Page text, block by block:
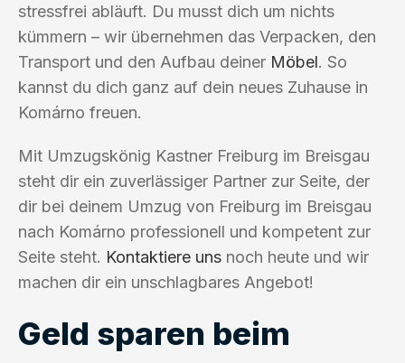
stressfrei abläuft. Du musst dich um nichts
kümmern – wir übernehmen das Verpacken, den
Transport und den Aufbau deiner Möbel. So
kannst du dich ganz auf dein neues Zuhause in
Komárno freuen.
Mit Umzugskönig Kastner Freiburg im Breisgau
steht dir ein zuverlässiger Partner zur Seite, der
dir bei deinem Umzug von Freiburg im Breisgau
nach Komárno professionell und kompetent zur
Seite steht. Kontaktiere uns noch heute und wir
machen dir ein unschlagbares Angebot!
Geld sparen beim